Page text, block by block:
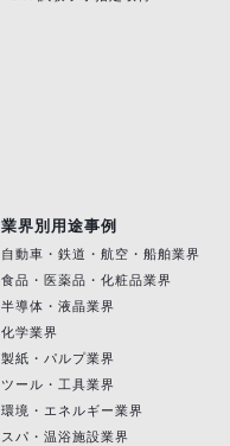
業界別用途事例
自動車・鉄道・航空・船舶業界
食品・医薬品・化粧品業界
半導体・液晶業界
化学業界
製紙・パルプ業界
ツール・工具業界
環境・エネルギー業界
スパ・温浴施設業界